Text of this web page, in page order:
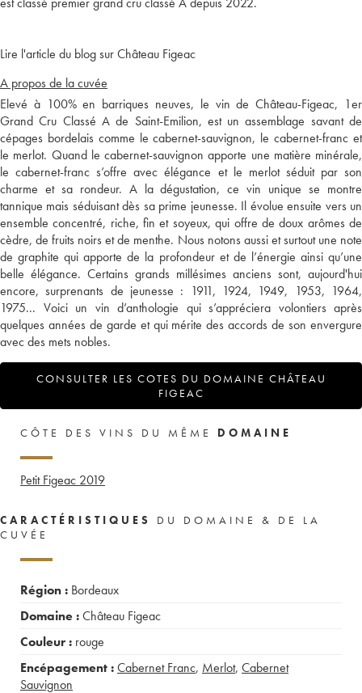
Lire l'article du blog sur Château Figeac
A propos de la cuvée
Elevé à 100% en barriques neuves, le vin de Château-Figeac, 1er
Grand Cru Classé A de Saint-Emilion, est un assemblage savant de
cépages bordelais comme le cabernet-sauvignon, le cabernet-franc et
le merlot. Quand le cabernet-sauvignon apporte une matière minérale,
le cabernet-franc s’offre avec élégance et le merlot séduit par son
charme et sa rondeur. A la dégustation, ce vin unique se montre
tannique mais séduisant dès sa prime jeunesse. Il évolue ensuite vers un
ensemble concentré, riche, fin et soyeux, qui offre de doux arômes de
cèdre, de fruits noirs et de menthe. Nous notons aussi et surtout une note
de graphite qui apporte de la profondeur et de l’énergie ainsi qu’une
belle élégance. Certains grands millésimes anciens sont, aujourd'hui
encore, surprenants de jeunesse : 1911, 1924, 1949, 1953, 1964,
1975... Voici un vin d’anthologie qui s’appréciera volontiers après
quelques années de garde et qui mérite des accords de son envergure
avec des mets nobles.
CONSULTER LES COTES DU DOMAINE CHÂTEAU
FIGEAC
CÔTE DES VINS DU MÊME DOMAINE
Petit Figeac 2019
CARACTÉRISTIQUES
DU DOMAINE & DE LA
CUVÉE
Région : Bordeaux
Domaine :Château Figeac
Couleur : rouge
Encépagement :Cabernet Franc, Merlot, Cabernet
Sauvignon